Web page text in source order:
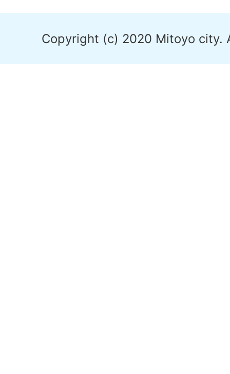
Copyright (c) 2020 Mitoyo city.